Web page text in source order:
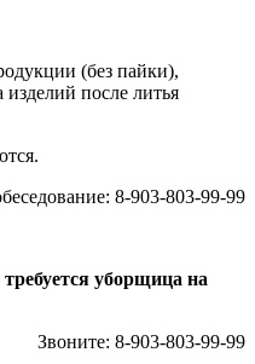
(без пайки),
изделий после литья
8-903-803-99-99
уборщица на
Звоните: 8-903-803-99-99